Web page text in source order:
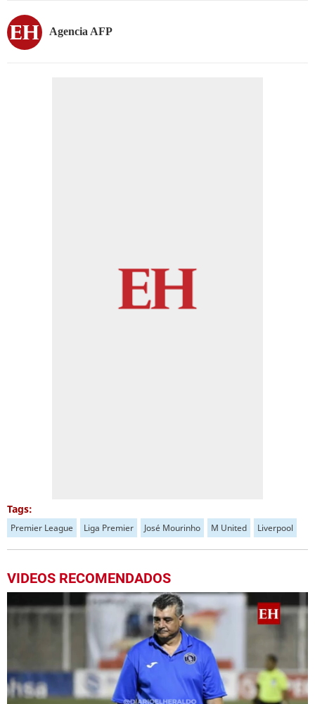
Agencia AFP
Tags:
Premier League Liga Premier José Mourinho M United Liverpool
VIDEOS RECOMENDADOS